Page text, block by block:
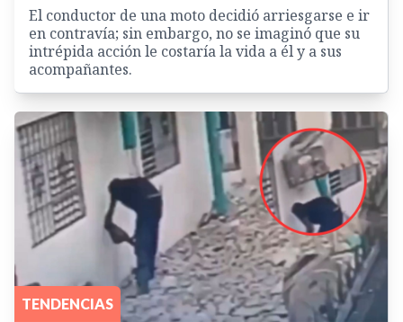
El conductor de una moto decidió arriesgarse e ir
en contravía; sin embargo, no se imaginó que su
intrépida acción le costaría la vida a él y a sus
acompañantes.
TENDENCIAS